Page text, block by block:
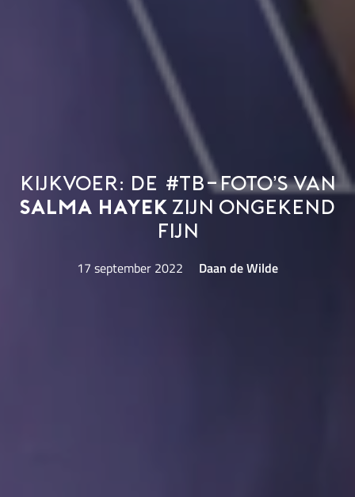
Kijkvoer: de #TB-foto’s van
Salma Hayek zijn ongekend
fijn
17 september 2022 Daan de Wilde